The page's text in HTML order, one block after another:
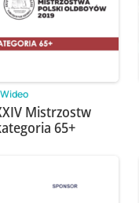
Wideo
Mistrzostw
65+